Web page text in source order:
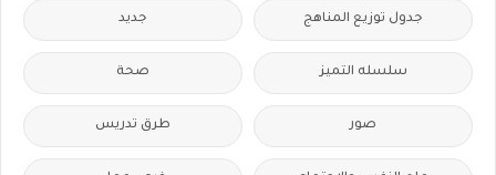
جدول توزيع المناهج جديد
سلسله التميز صحة
صور طرق تدريس